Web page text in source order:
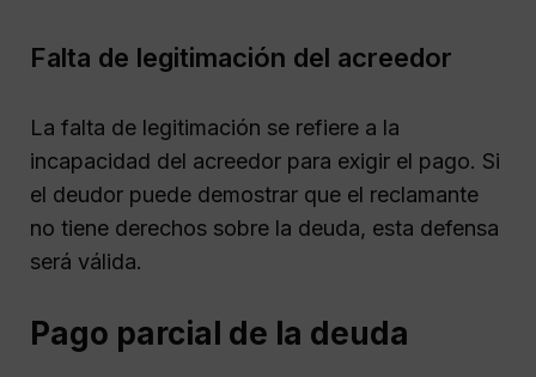
Falta de legitimación del acreedor
La falta de legitimación se refiere a la
incapacidad del acreedor para exigir el pago. Si
el deudor puede demostrar que el reclamante
no tiene derechos sobre la deuda, esta defensa
será válida.
Pago parcial de la deuda